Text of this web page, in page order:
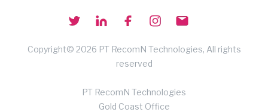
Copyright© 2026 PT RecomN Technologies, All rights
reserved
PT RecomN Technologies
Gold Coast Office